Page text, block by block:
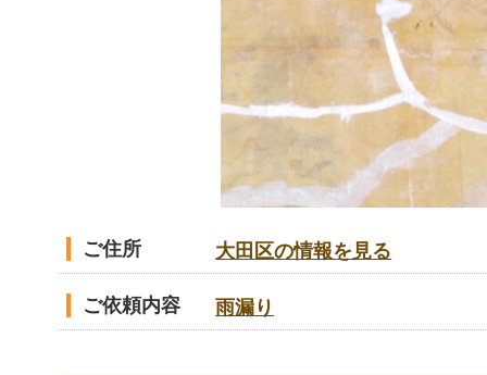
ご住所 大田区の情報を見る
ご依頼内容 雨漏り